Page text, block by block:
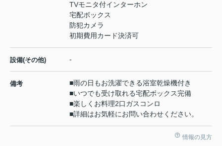
TVモニタ付インターホン
宅配ボックス
防犯カメラ
初期費用カード決済可
設備(その他) -
備考
■雨の日もお洗濯できる浴室乾燥機付き
■いつでも受け取れる宅配ボックス完備
■楽しくお料理2口ガスコンロ
■詳細はお気軽にお問い合わせください。
情報の見方